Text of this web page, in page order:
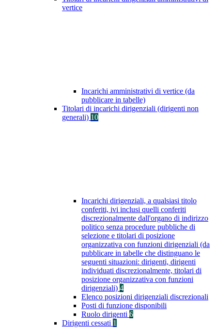
vertice
Incarichi amministrativi di vertice (da
pubblicare in tabelle)
Titolari di incarichi dirigenziali (dirigenti non
generali) 10
Incarichi dirigenziali, a qualsiasi titolo
conferiti, ivi inclusi quelli conferiti
discrezionalmente dall'organo di indirizzo
politico senza procedure pubbliche di
selezione e titolari di posizione
organizzativa con funzioni dirigenziali (da
pubblicare in tabelle che distinguano le
seguenti situazioni: dirigenti, dirigenti
individuati discrezionalmente, titolari di
posizione organizzativa con funzioni
dirigenziali) 4
Elenco posizioni dirigenziali discrezionali
Posti di funzione disponibili
Ruolo dirigenti 6
Dirigenti cessati 1